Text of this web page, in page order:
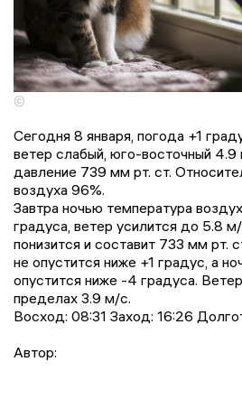
©
Сегодня 8 января, погода +1
ветер слабый, юго-восточный
давление 739 мм рт. ст.
воздуха 96%.
Завтра ночью температура
градусa, ветер усилится до 5.8
понизится и составит 733 мм рт.
не опустится ниже +1 градус, a
опустится ниже -4 градусa.
пределах 3.9 м/с.
Восход: 08:31 Заход: 16:26
Автор: